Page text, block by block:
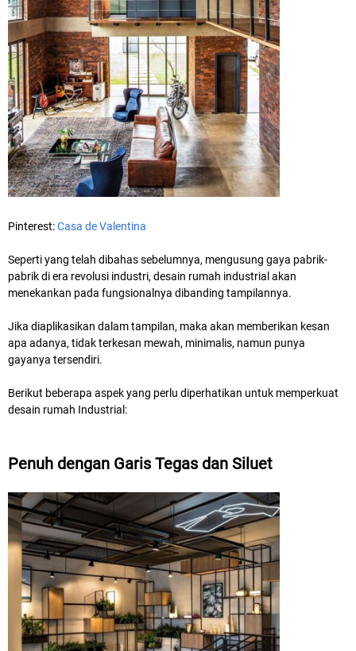
Pinterest:Casa de Valentina
Seperti yang telah dibahas sebelumnya, mengusung gaya pabrik-
pabrik di era revolusi industri, desain rumah industrial akan
menekankan pada fungsionalnya dibanding tampilannya.
Jika diaplikasikan dalam tampilan, maka akan memberikan kesan
apa adanya, tidak terkesan mewah, minimalis, namun punya
gayanya tersendiri.
Berikut beberapa aspek yang perlu diperhatikan untuk memperkuat
desain rumah Industrial:
Penuh dengan Garis Tegas dan Siluet